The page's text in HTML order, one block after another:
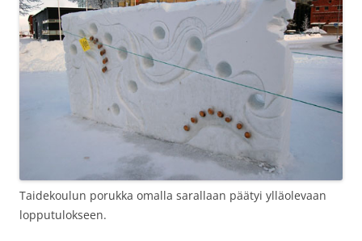
Taidekoulun porukka omalla sarallaan päätyi ylläolevaan
lopputulokseen.